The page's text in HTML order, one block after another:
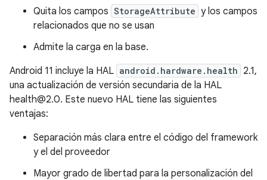
Quita los campos StorageAttribute y los campos
relacionados que no se usan
Admite la carga en la base.
Android 11 incluye la HAL android.hardware.health 2.1,
una actualización de versión secundaria de la HAL
health@2.0. Este nuevo HAL tiene las siguientes
ventajas:
Separación más clara entre el código del framework
y el del proveedor
Mayor grado de libertad para la personalización del